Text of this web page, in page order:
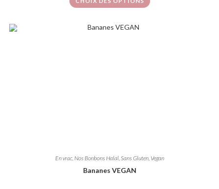
En vrac, Nos Bonbons Halal, Sans Gluten, Vegan
Bananes VEGAN